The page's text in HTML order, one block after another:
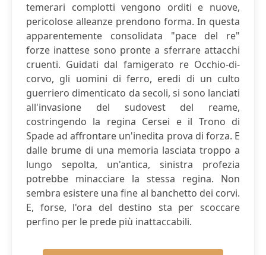
temerari complotti vengono orditi e nuove,
pericolose alleanze prendono forma. In questa
apparentemente consolidata "pace del re"
forze inattese sono pronte a sferrare attacchi
cruenti. Guidati dal famigerato re Occhio-di-
corvo, gli uomini di ferro, eredi di un culto
guerriero dimenticato da secoli, si sono lanciati
all'invasione del sudovest del reame,
costringendo la regina Cersei e il Trono di
Spade ad affrontare un'inedita prova di forza. E
dalle brume di una memoria lasciata troppo a
lungo sepolta, un'antica, sinistra profezia
potrebbe minacciare la stessa regina. Non
sembra esistere una fine al banchetto dei corvi.
E, forse, l'ora del destino sta per scoccare
perfino per le prede più inattaccabili.